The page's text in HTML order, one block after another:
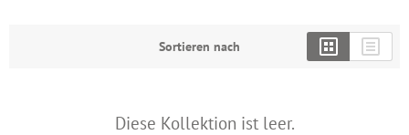
Sortieren nach
Diese Kollektion ist leer.